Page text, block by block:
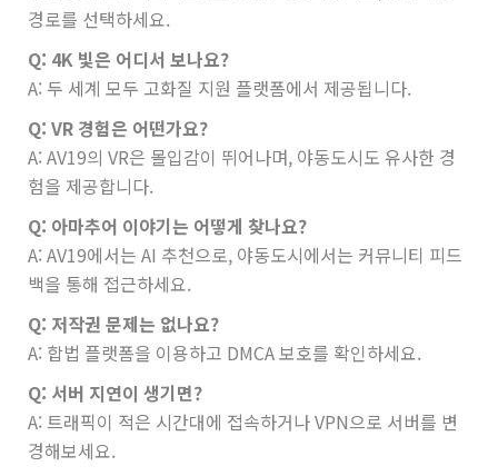
경로를 선택하세요.
Q: 4K 빛은 어디서 보나요?
A: 두 세계 모두 고화질 지원 플랫폼에서 제공됩니다.
Q: VR 경험은 어떤가요?
A: AV19의 VR은 몰입감이 뛰어나며, 야동도시도 유사한 경
험을 제공합니다.
Q: 아마추어 이야기는 어떻게 찾나요?
A: AV19에서는 AI 추천으로, 야동도시에서는 커뮤니티 피드
백을 통해 접근하세요.
Q: 저작권 문제는 없나요?
A: 합법 플랫폼을 이용하고 DMCA 보호를 확인하세요.
Q: 서버 지연이 생기면?
A: 트래픽이 적은 시간대에 접속하거나 VPN으로 서버를 변
경해보세요.